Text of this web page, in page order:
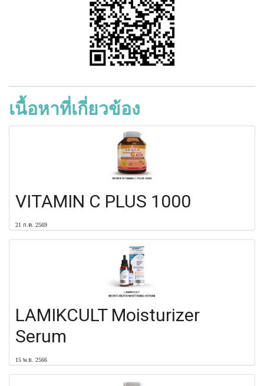
เนื้อหาที่เกี่ยวข้อง
VITAMIN C PLUS 1000
21 ก.ค. 2569
LAMIKCULT Moisturizer
Serum
15 พ.ย. 2566